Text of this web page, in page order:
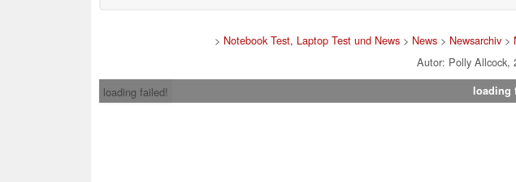
> Notebook Test, Laptop Test und News > News > Newsarchiv >
Autor: Polly Allcock,
loading failed!
loading